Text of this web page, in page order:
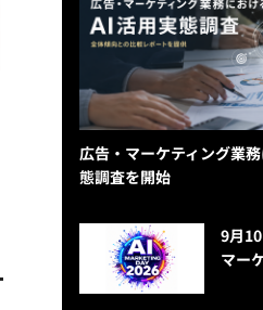
広告・マーケティング業
態調査を開始
9月
マー